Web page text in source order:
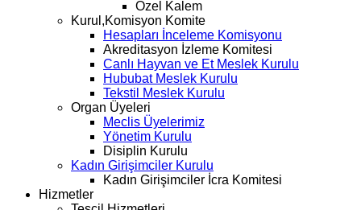
Özel Kalem
Kurul,Komisyon Komite
Hesapları İnceleme Komisyonu
Akreditasyon İzleme Komitesi
Canlı Hayvan ve Et Meslek Kurulu
Hububat Meslek Kurulu
Tekstil Meslek Kurulu
Organ Üyeleri
Meclis Üyelerimiz
Yönetim Kurulu
Disiplin Kurulu
Kadın Girişimciler Kurulu
Kadın Girişimciler İcra Komitesi
Hizmetler